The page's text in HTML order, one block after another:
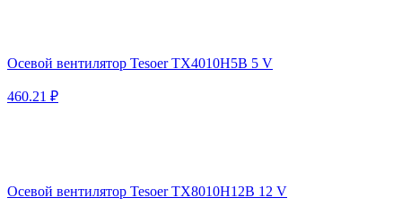
Осевой вентилятор Tesoer TX4010H5B 5 V
460.21 ₽
Осевой вентилятор Tesoer TX8010H12B 12 V